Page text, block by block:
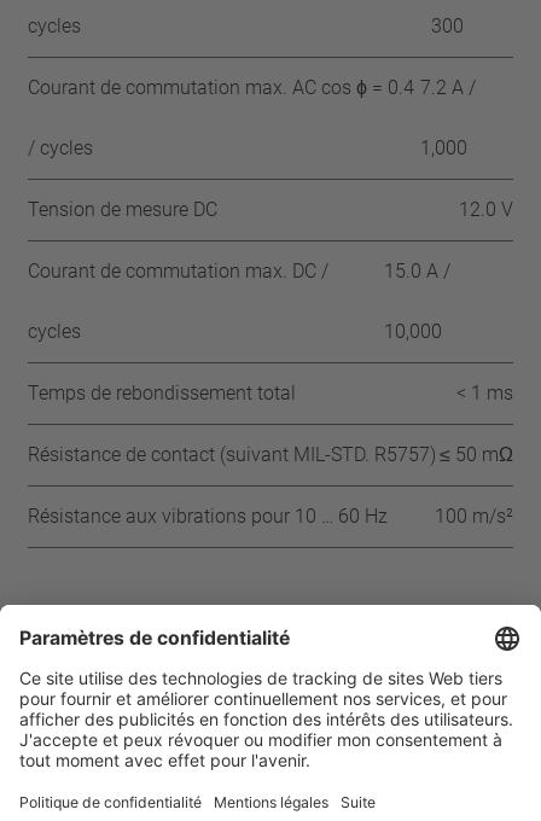
cycles 300
Courant de commutation max. AC cos ϕ = 0.4
/ cycles
7.2 A /
1,000
Tension de mesure DC 12.0 V
Courant de commutation max. DC /
cycles
15.0 A /
10,000
Temps de rebondissement total < 1 ms
Résistance de contact (suivant MIL-STD. R5757) ≤ 50 mΩ
Résistance aux vibrations pour 10 … 60 Hz 100 m/s²
Approbations
VDE ENEC IEC
Page d’accueil Produits
Thermal protector 01-